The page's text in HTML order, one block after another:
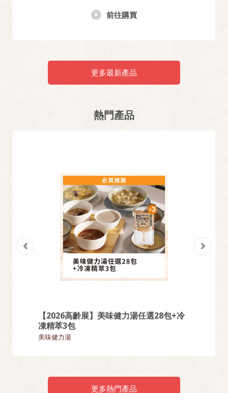
前往購買
更多最新產品
熱門產品
【2026高齡展】美味健力湯任選28包+冷
凍精萃3包
美味健力湯
更多熱門產品